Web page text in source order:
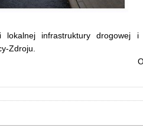
infrastruktury drogowej i
Zdroju.